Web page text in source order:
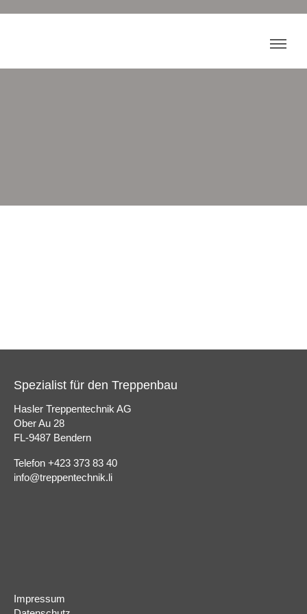
Spezialist für den Treppenbau
Hasler Treppentechnik AG
Ober Au 28
FL-9487 Bendern
Telefon +423 373 83 40
info@treppentechnik.li
Impressum